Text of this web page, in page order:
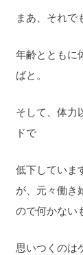
まあ、それで
年齢とともに
ばと。
そして、体力
ドで
低下していま
が、元々働き
ので何かない
思いつくのは